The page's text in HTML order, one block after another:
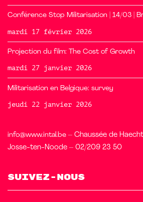
Conférence Stop Militarisation | 14/03 |
mardi 17 février 2026
Projection du film: The Cost of Growth
mardi 27 janvier 2026
Militarisation en Belgique: survey
jeudi 22 janvier 2026
info@www.intal.be – Chaussée de
Josse-ten-Noode – 02/209 23 50
Suivez-nous